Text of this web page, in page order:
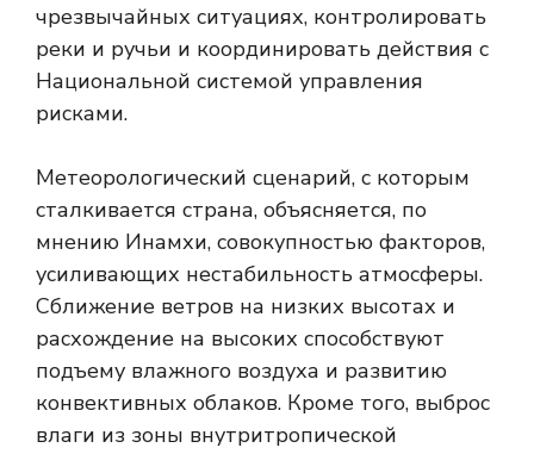
чрезвычайных ситуациях, контролировать
реки и ручьи и координировать действия с
Национальной системой управления
рисками.
Метеорологический сценарий, с которым
сталкивается страна, объясняется, по
мнению Инамхи, совокупностью факторов,
усиливающих нестабильность атмосферы.
Сближение ветров на низких высотах и ​​
расхождение на высоких способствуют
подъему влажного воздуха и развитию
конвективных облаков. Кроме того, выброс
влаги из зоны внутритропической